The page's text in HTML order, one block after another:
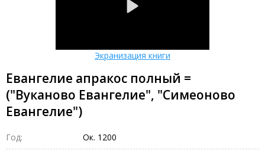
Экранизация книги
Евангелие апракос полный =
("Вуканово Евангелие", "Симеоново
Евангелие")
Год: Ок. 1200